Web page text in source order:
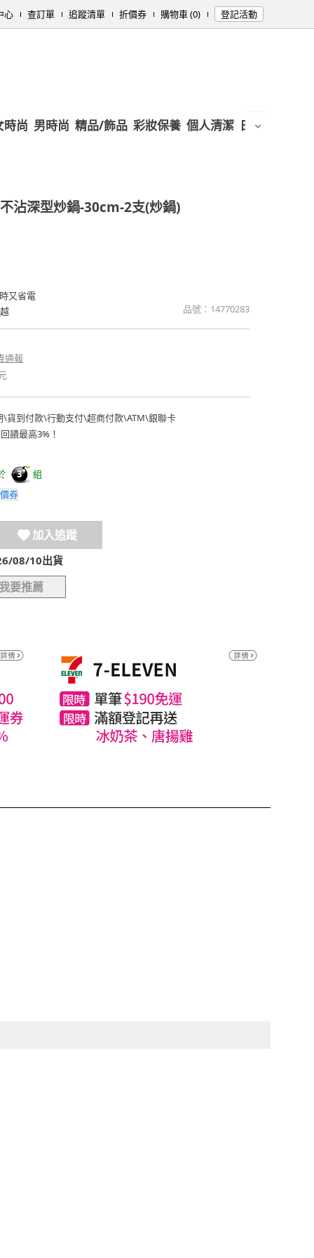
心 查訂單 追蹤清單 折價券 購物車 (0) 登記活動
時尚 男時尚 精品/飾品 彩妝保養 個人清潔 日用/紙品
沾深型炒鍋-30cm-2支(炒鍋)
又省電
品號： 14770283
通報
\貨到付款\行動支付\超商付款\ATM\銀聯卡
饋最高3%！
3
組
券
加入追蹤
08/10出貨
我要推薦